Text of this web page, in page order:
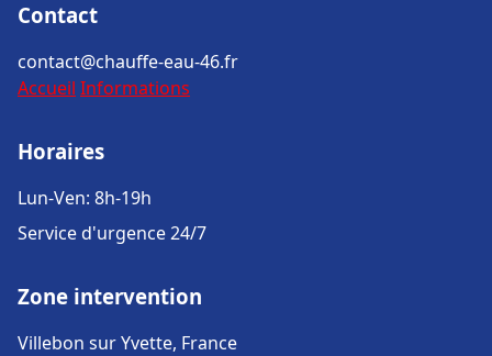
Contact
contact@chauffe-eau-46.fr
Accueil Informations
Horaires
Lun-Ven: 8h-19h
Service d'urgence 24/7
Zone intervention
Villebon sur Yvette, France